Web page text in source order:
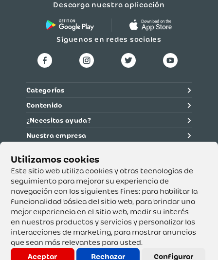
Este sitio web utiliza cookies y otras tecnologías de
seguimiento para mejorar su experiencia de
navegación con los siguientes fines: para habilitar la
funcionalidad básica del sitio web, para brindar una
mejor experiencia en el sitio web, medir su interés
en nuestros productos y servicios y personalizar las
interacciones de marketing, para mostrar anuncios
que sean más relevantes para usted.
Aceptar
Rechazar Configurar
Descarga nuestra aplicación
Síguenos en redes sociales
Categorías
Contenido
¿Necesitas ayuda?
Nuestra empresa
Supertiendas y Drogería Olímpica S.A. - Nit 890.107.487 -
Dirección de notificación: Calle 53 No. 46-192 local 3-01
Teléfono: 3232540999 - Correo:
servicioalcliente@olimpica.com.co
Copyright o Actualización 2023 OLÍMPICA S.A. Derechos
Reservados.